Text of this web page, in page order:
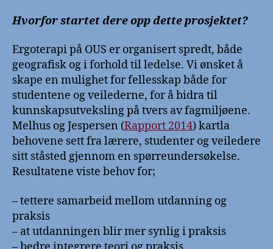
Hvorfor startet dere opp dette prosjektet?
Ergoterapi på OUS er organisert spredt, både
geografisk og i forhold til ledelse. Vi ønsket å
skape en mulighet for fellesskap både for
studentene og veilederne, for å bidra til
kunnskapsutveksling på tvers av fagmiljøene.
Melhus og Jespersen (Rapport 2014) kartla
behovene sett fra lærere, studenter og veiledere
sitt ståsted gjennom en spørreundersøkelse.
Resultatene viste behov for;
– tettere samarbeid mellom utdanning og
praksis
– at utdanningen blir mer synlig i praksis